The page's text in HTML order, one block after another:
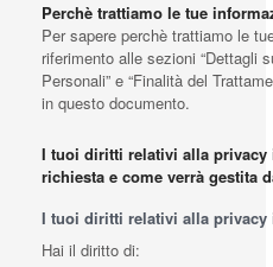
Perchè trattiamo le tue
Per sapere perchè trattiamo le
riferimento alle sezioni “Dettagli
Personali” e “Finalità del
in questo documento.
I tuoi diritti relativi alla privacy
richiesta e come verrà gestita
I tuoi diritti relativi alla privacy
Hai il diritto di: